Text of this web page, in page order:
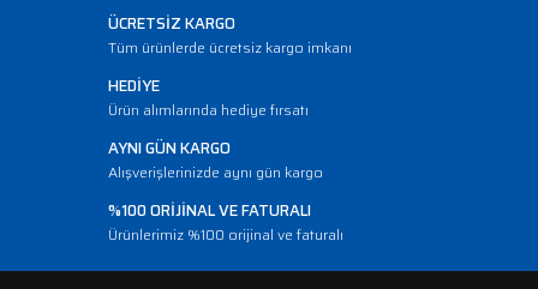
ÜCRETSİZ KARGO
Tüm ürünlerde ücretsiz kargo imkanı
HEDİYE
Ürün alımlarında hediye fırsatı
AYNI GÜN KARGO
Alışverişlerinizde aynı gün kargo
%100 ORİJİNAL VE FATURALI
Ürünlerimiz %100 orijinal ve faturalı